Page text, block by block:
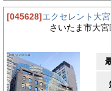
[045628]エクセレント大
さいたま市大